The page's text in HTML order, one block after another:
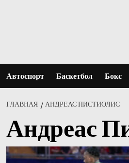
Автоспорт Баскетбол Бокс
ГЛАВНАЯ АНДРЕАС ПИСТИОЛИС
Андреас